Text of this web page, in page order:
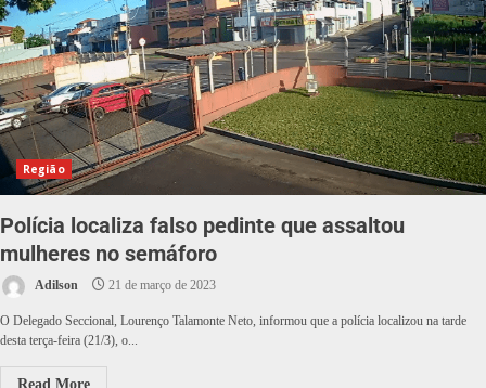
Região
Polícia localiza falso pedinte que assaltou
mulheres no semáforo
Adilson 21 de março de 2023
O Delegado Seccional, Lourenço Talamonte Neto, informou que a polícia localizou na tarde
desta terça-feira (21/3), o...
Read More